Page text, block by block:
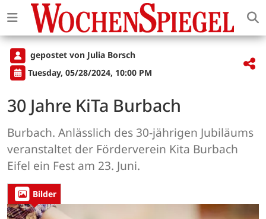
gepostet von Julia Borsch
Tuesday, 05/28/2024, 10:00 PM
30 Jahre KiTa Burbach
Burbach. Anlässlich des 30-jährigen Jubiläums
veranstaltet der Förderverein Kita Burbach
Eifel ein Fest am 23. Juni.
Bilder